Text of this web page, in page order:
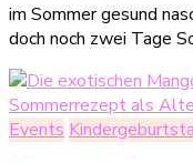
im Sommer gesund
doch noch zwei Tage
Events